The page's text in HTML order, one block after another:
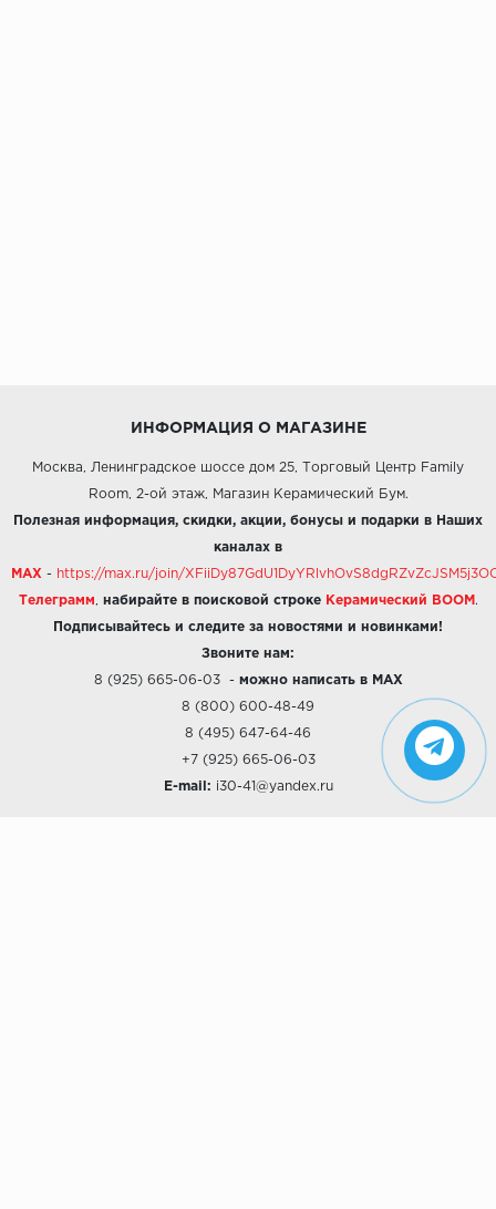
ИНФОРМАЦИЯ О МАГАЗИНЕ
Москва, Ленинградское шоссе дом 25, Торговый Центр Family
Room, 2-ой этаж, Магазин Керамический Бум.
Полезная информация, скидки, акции, бонусы и подарки в Наших
каналах в
MAX - https://max.ru/join/
Телеграмм набирайте в поисковой строке Керамический BOOM .
Подписывайтесь и следите за новостями и новинками!
Звоните нам:
8 (925) 665-06-03- можно написать в MAX
8 (800) 600-48-49
8 (495) 647-64-46
+7 (925) 665-06-03
E-mail: i30-41@yandex.ru